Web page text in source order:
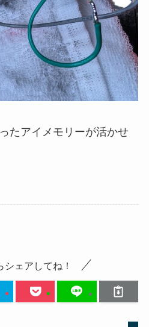
たアイメモリーが活かせ
シェアしてね！